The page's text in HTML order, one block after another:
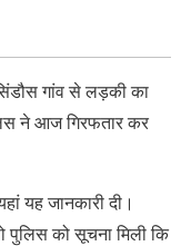
गांव से लड़की का
ने आज गिरफतार कर
यह जानकारी दी।
पुलिस को सूचना मिली कि